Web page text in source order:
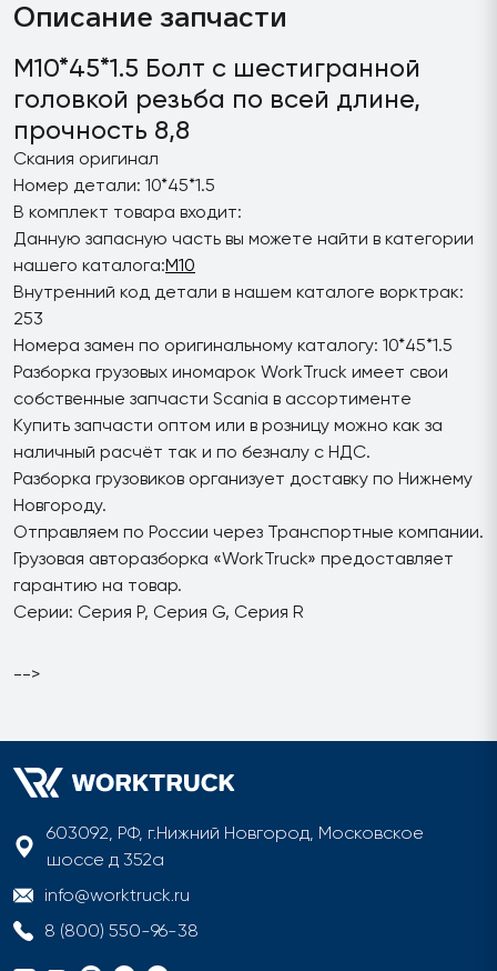
Описание запчасти
M10*45*1.5 Болт с шестигранной
головкой резьба по всей длине,
прочность 8,8
Скания оригинал
Номер детали: 10*45*1.5
В комплект товара входит:
Данную запасную часть вы можете найти в категории
нашего каталога:M10
Внутренний код детали в нашем каталоге ворктрак:
253
Номера замен по оригинальному каталогу: 10*45*1.5
Разборка грузовых иномарок WorkTruck имеет свои
собственные запчасти Scania в ассортименте
Купить запчасти оптом или в розницу можно как за
наличный расчёт так и по безналу с НДС.
Разборка грузовиков организует доставку по Нижнему
Новгороду.
Отправляем по России через Транспортные компании.
Грузовая авторазборка «WorkTruck» предоставляет
гарантию на товар.
Серии: Серия P, Серия G, Серия R
-->
603092, РФ, г.Нижний Новгород, Московское
шоссе д 352а
info@worktruck.ru
8 (800) 550-96-38